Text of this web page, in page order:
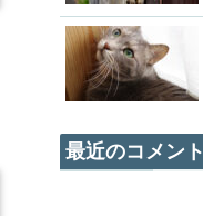
最近のコメント